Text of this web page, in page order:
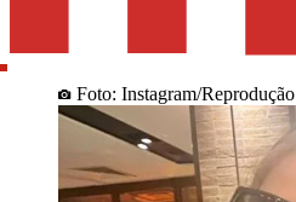
Foto: Instagram/Reprodução